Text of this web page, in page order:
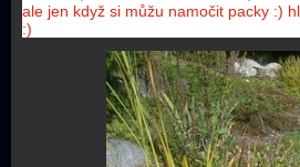
ale jen když si můžu namočit packy :)
:)